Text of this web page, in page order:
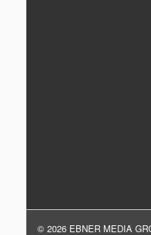
© 2026 EBNER MEDIA